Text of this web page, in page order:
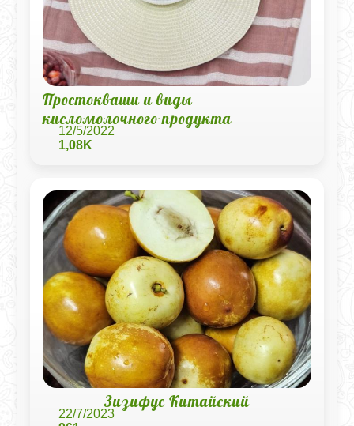
Простокваши и виды
кисломолочного продукта
12/5/2022
1,08K
Зизифус Китайский
22/7/2023